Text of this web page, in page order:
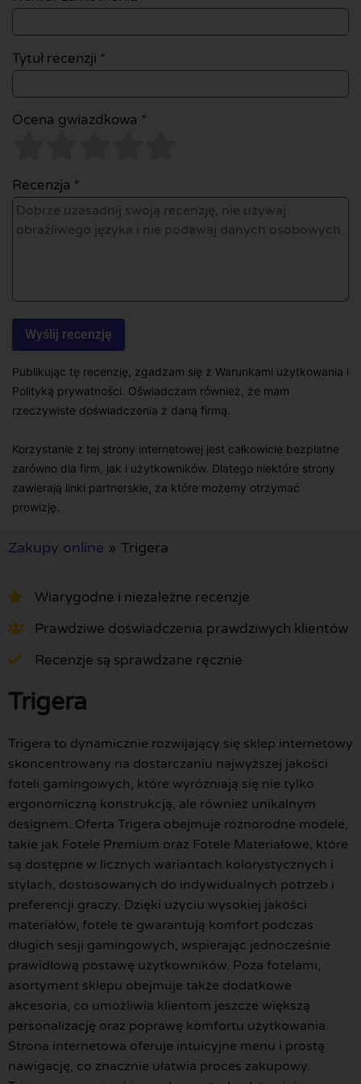
Tytuł recenzji *
Ocena gwiazdkowa *
Recenzja *
Publikując tę recenzję, zgadzam się z Warunkami użytkowania i
Polityką prywatności. Oświadczam również, że mam
rzeczywiste doświadczenia z daną firmą.
Korzystanie z tej strony internetowej jest całkowicie bezpłatne
zarówno dla firm, jak i użytkowników. Dlatego niektóre strony
zawierają linki partnerskie, za które możemy otrzymać
prowizję.
Zakupy online » Trigera
Wiarygodne i niezależne recenzje
Prawdziwe doświadczenia prawdziwych klientów
Recenzje są sprawdzane ręcznie
Trigera
Trigera to dynamicznie rozwijający się sklep internetowy
skoncentrowany na dostarczaniu najwyższej jakości
foteli gamingowych, które wyróżniają się nie tylko
ergonomiczną konstrukcją, ale również unikalnym
designem. Oferta Trigera obejmuje różnorodne modele,
takie jak Fotele Premium oraz Fotele Materiałowe, które
są dostępne w licznych wariantach kolorystycznych i
stylach, dostosowanych do indywidualnych potrzeb i
preferencji graczy. Dzięki użyciu wysokiej jakości
materiałów, fotele te gwarantują komfort podczas
długich sesji gamingowych, wspierając jednocześnie
prawidłową postawę użytkowników. Poza fotelami,
asortyment sklepu obejmuje także dodatkowe
akcesoria, co umożliwia klientom jeszcze większą
personalizację oraz poprawę komfortu użytkowania.
Strona internetowa oferuje intuicyjne menu i prostą
nawigację, co znacznie ułatwia proces zakupowy.